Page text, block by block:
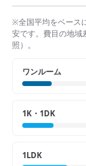
※全国平均をベース
安です。費目の地域
照）。
ワンルーム
1K・1DK
1LDK